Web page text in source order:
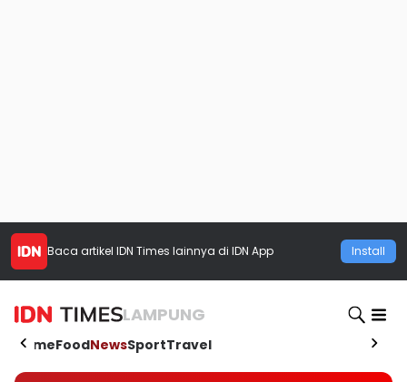
Baca artikel IDN Times lainnya di IDN App Install
LAMPUNG
HomeFoodNewsSportTravel